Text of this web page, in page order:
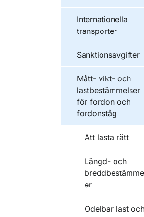
Internationella
transporter
Sanktionsavgifter
Mått- vikt- och
lastbestämmelser
för fordon och
fordonståg
Att lasta rätt
Längd- och
er
Odelbar last och